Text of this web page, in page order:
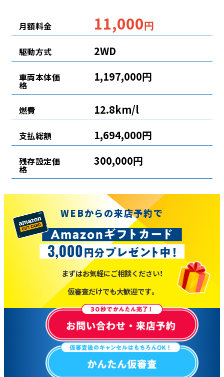
月額料金 11,000円
駆動方式 2WD
車両本体価
格
1,197,000円
燃費 12.8km/l
支払総額 1,694,000円
残存設定価
格
300,000円
WEBからの来店予約で
まずはお気軽にご相談ください！
仮審査だけでも大歓迎です。